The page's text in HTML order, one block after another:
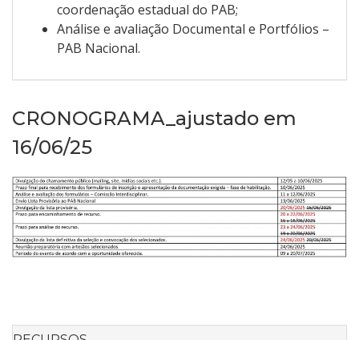
coordenação estadual do PAB;
Análise e avaliação Documental e Portfólios –
PAB Nacional.
CRONOGRAMA_ajustado em
16/06/25